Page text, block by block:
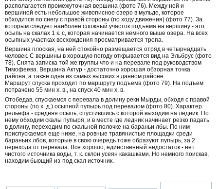
располагается промежуточная вершина (фото 76). Между ней и
вершиной есть небольшое живописное озеро в мульде, которое
обходится по снегу с правой стороны (по ходу движения) (фото 77). За
которым следует наиболее сложный участок подъема на вершину - это
осыпь на скалах 1 к. с, которая начинается немного выше озера. На всех
осыпных участках восхождения просматривается тропа.
Вершина плоская, на ней спокойно размещается отряд в четырнадцать
человек. С вершины в хорошую погоду открывается вид на Эльбрус (фото
78). Снята записка той же группы что и на перевале под руководством
Тимофеева. Вершина Актур - достаточно хорошая обзорная точка
района, а также одна из самых высоких в данном районе.
Маршрут спуска проходит по маршруту подъема (фото 79). На подъем
потрачено 55 мин х. в., на спуск 40 мин х. в.
Отобедав, спускаемся с перевала в долину реки Мырды, обходя с правой
стороны (по х. д.) осыпной пупырь под перевалом (фото 80). Характер
рельефа - средняя осыпь, спустившись с которой выходим на ледник. По
нему обходим скалы пупыря, и в месте где ледник начинает резко падать
в долину, переходим по скальной полочке на бараньи лбы. По ним
приспускаемся еще ниже, на ровные травянистые площадки среди
бараньих лбов, которые в свою очередь тоже образуют пупырь, за 2
перехода от перевала. Все хорошо, единственный недостаток - нет
чистого источника воды, т. к. склон усеян какашками. Но немного поискав,
находим бьющий из-под скал источник.